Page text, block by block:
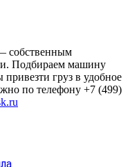
собственным
Подбираем машину
привезти груз в удобное
по телефону +7 (499)